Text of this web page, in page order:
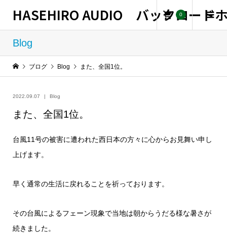
HASEHIRO AUDIO バックロード
0
Blog
ブログ Blog また、全国1位。
2022.09.07 Blog
また、全国1位。
台風11号の被害に遭われた西日本の方々に心からお見舞い申し
上げます。
早く通常の生活に戻れることを祈っております。
その台風によるフェーン現象で当地は朝からうだる様な暑さが
続きました。